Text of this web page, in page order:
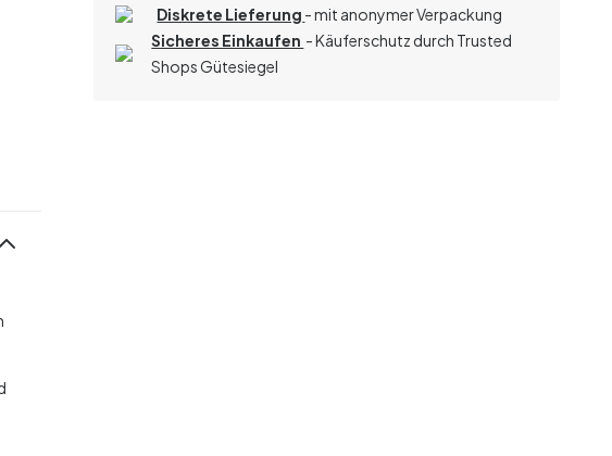
Diskrete Lieferung - mit anonymer Verpackung
Sicheres Einkaufen - Käuferschutz durch Trusted
Shops Gütesiegel